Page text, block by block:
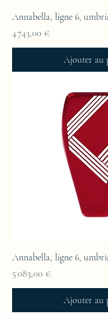
Annabella, ligne 6,
Prix
4 743,00 €
Ajouter au
Annabella, ligne 6,
Prix
5 083,00 €
Ajouter au